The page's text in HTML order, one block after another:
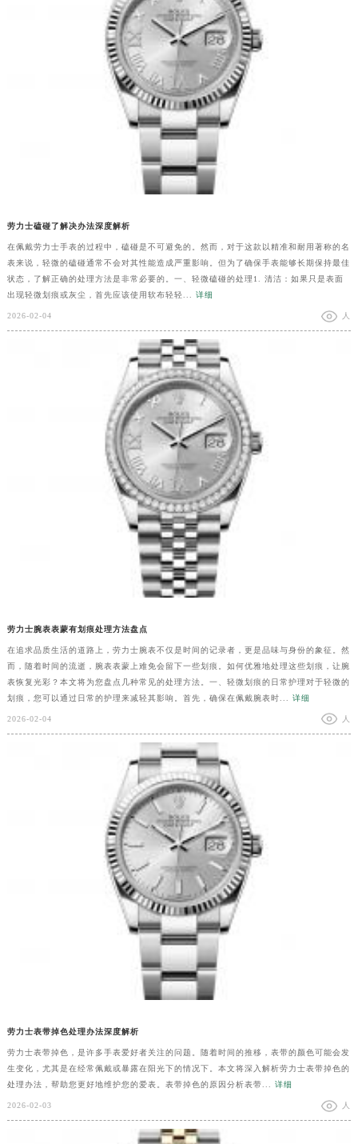
劳力士磕碰了解决办法深度解析
在佩戴劳力士手表的过程中，磕碰是不可避免的。然而，对于这款以精准和耐用著称的名
表来说，轻微的磕碰通常不会对其性能造成严重影响。但为了确保手表能够长期保持最佳
状态，了解正确的处理方法是非常必要的。一、轻微磕碰的处理1. 清洁：如果只是表面
出现轻微划痕或灰尘，首先应该使用软布轻轻... 详细
2026-02-04 人
劳力士腕表表蒙有划痕处理方法盘点
在追求品质生活的道路上，劳力士腕表不仅是时间的记录者，更是品味与身份的象征。然
而，随着时间的流逝，腕表表蒙上难免会留下一些划痕。如何优雅地处理这些划痕，让腕
表恢复光彩？本文将为您盘点几种常见的处理方法。一、轻微划痕的日常护理对于轻微的
划痕，您可以通过日常的护理来减轻其影响。首先，确保在佩戴腕表时... 详细
2026-02-04 人
劳力士表带掉色处理办法深度解析
劳力士表带掉色，是许多手表爱好者关注的问题。随着时间的推移，表带的颜色可能会发
生变化，尤其是在经常佩戴或暴露在阳光下的情况下。本文将深入解析劳力士表带掉色的
处理办法，帮助您更好地维护您的爱表。表带掉色的原因分析表带... 详细
2026-02-03 人